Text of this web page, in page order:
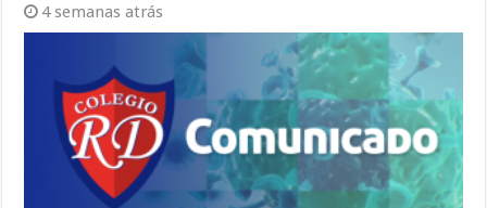
4 semanas atrás